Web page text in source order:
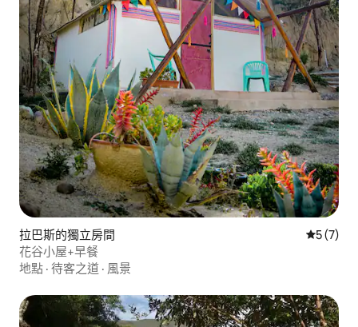
拉巴斯的獨立房間 從 7 則評
5 (7)
花谷小屋+早餐
地點 · 待客之道 · 風景